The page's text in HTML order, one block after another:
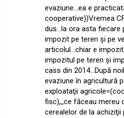
evaziune…ea e
cooperative))Vremea
dus…la ora asta fiecare
impozit pe teren şi pe
articolul…chiar e
impozitul pe teren şi
cass din 2014…După
evaziune în agricultură
exploataţii
fisc),,,ce făceau mereu
cerealelor de la achiziţii